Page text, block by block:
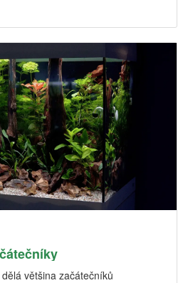
většina začátečníků